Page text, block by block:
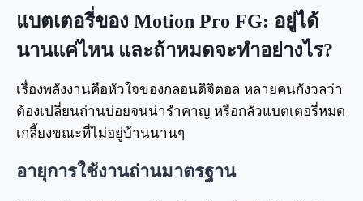
แบตเตอรี่ของ Motion Pro FG: อยู่ได้
นานแค่ไหน และถ้าหมดจะทำอย่างไร?
เรื่องพลังงานคือหัวใจของกลอนดิจิตอล หลายคนกังวลว่า
ต้องเปลี่ยนถ่านบ่อยจนน่ารำคาญ หรือกลัวแบตเตอรี่หมด
เกลี้ยงขณะที่ไม่อยู่บ้านนานๆ
อายุการใช้งานถ่านมาตรฐาน